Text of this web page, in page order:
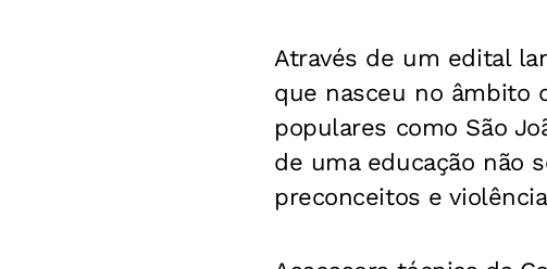
Através de um edital
que nasceu no âmbito
populares como São
de uma educação não
preconceitos e